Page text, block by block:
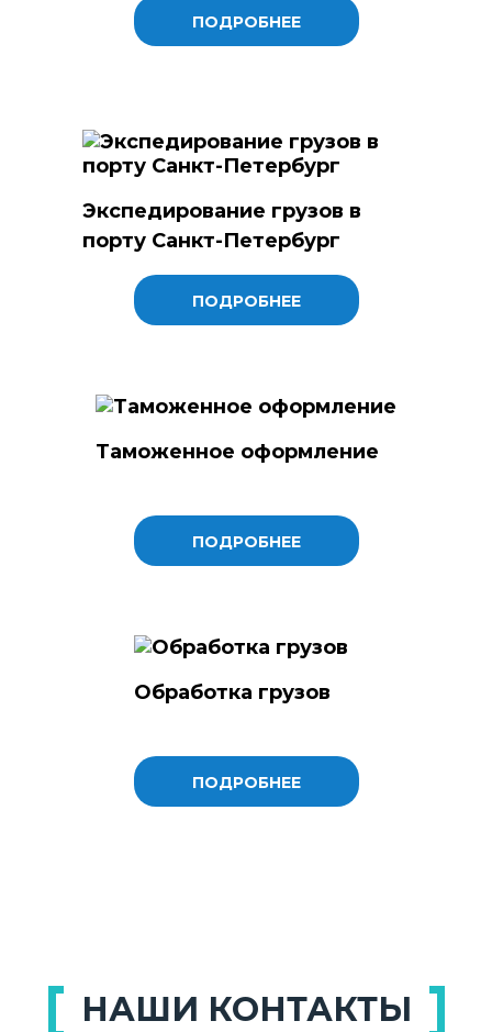
ПОДРОБНЕЕ
Экспедирование грузов в
порту Санкт-Петербург
ПОДРОБНЕЕ
Таможенное оформление
ПОДРОБНЕЕ
Обработка грузов
ПОДРОБНЕЕ
НАШИ КОНТАКТЫ